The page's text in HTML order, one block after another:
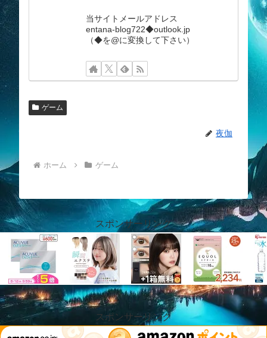
当サイトメールアドレス
entana-blog722◆outlook.jp
（◆を@に変換して下さい）
ゲーム
夜伽
ホーム ゲーム
スポンサーリンク
スポンサーリンク